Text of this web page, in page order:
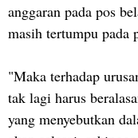
anggaran pada pos
masih tertumpu pada
"Maka terhadap
tak lagi harus
yang menyebutkan